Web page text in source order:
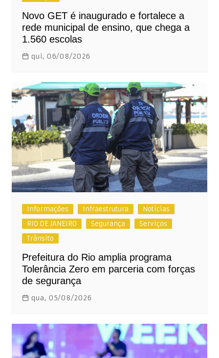
Novo GET é inaugurado e fortalece a
rede municipal de ensino, que chega a
1.560 escolas
qui, 06/08/2026
Informações Infraestrutura
Notícias
RIO DE JANEIRO
Segurança
Serviços
Trânsito
Prefeitura do Rio amplia programa
Tolerância Zero em parceria com forças
de segurança
qua, 05/08/2026